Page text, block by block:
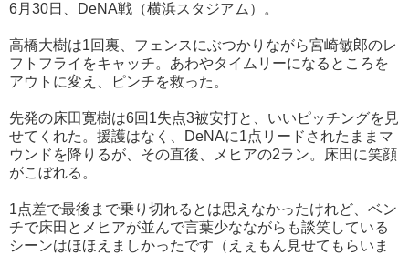
6月30日、DeNA戦（横浜スタジアム）。
高橋大樹は1回裏、フェンスにぶつかりながら宮崎敏郎のレ
フトフライをキャッチ。あわやタイムリーになるところを
アウトに変え、ピンチを救った。
先発の床田寛樹は6回1失点3被安打と、いいピッチングを見
せてくれた。援護はなく、DeNAに1点リードされたままマ
ウンドを降りるが、その直後、メヒアの2ラン。床田に笑顔
がこぼれる。
1点差で最後まで乗り切れるとは思えなかったけれど、ベン
チで床田とメヒアが並んで言葉少なながらも談笑している
シーンはほほえましかったです（えぇもん見せてもらいま